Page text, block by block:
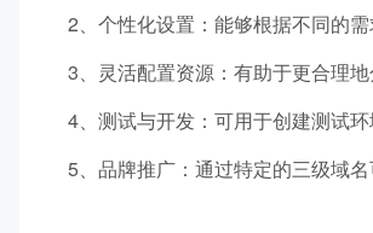
2、个性化设置：能够根据不同的
3、灵活配置资源：有助于更合理
4、测试与开发：可用于创建测试
5、品牌推广：通过特定的三级域